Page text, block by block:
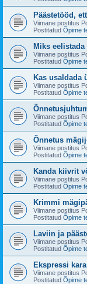
Päästetööd,
Viimane postitus
Postitatud Õpime
Miks
Viimane postitus
Postitatud Õpime
Kas usaldada
Viimane postitus
Postitatud Õpime
Viimane postitus
Postitatud Õpime
Õnnetus
Viimane postitus
Postitatud Õpime
Kanda kiivrit
Viimane postitus
Postitatud Õpime
Krimmi
Viimane postitus
Postitatud Õpime
Laviin ja
Viimane postitus
Postitatud Õpime
Ekspressi
Viimane postitus
Postitatud Õpime